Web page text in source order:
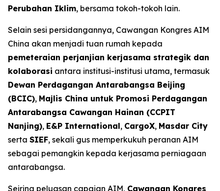
Perubahan Iklim, bersama tokoh-tokoh lain.
Selain sesi persidangannya, Cawangan Kongres AIM
China akan menjadi tuan rumah kepada
pemeteraian perjanjian kerjasama strategik dan
kolaborasi antara institusi-institusi utama, termasuk
Dewan Perdagangan Antarabangsa Beijing
(BCIC), Majlis China untuk Promosi Perdagangan
Antarabangsa Cawangan Hainan (CCPIT
Nanjing), E&P International, CargoX, Masdar City
serta SIEF, sekali gus memperkukuh peranan AIM
sebagai pemangkin kepada kerjasama perniagaan
antarabangsa.
Seiring peluasan capaian AIM, Cawangan Kongres